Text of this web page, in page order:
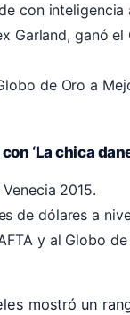
con
Garland, ganó
de Oro a
‘La chica
2015.
de dólares a
y al Globo
mostró un